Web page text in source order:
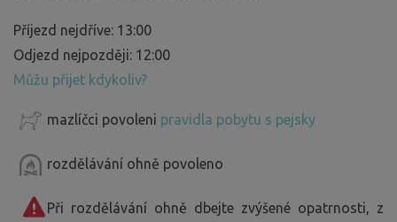
Příjezd nejdříve: 13:00
Odjezd nejpozději: 12:00
Můžu přijet kdykoliv?
mazlíčci povoleni pravidla pobytu s pejsky
rozdělávání ohně povoleno
Při rozdělávání ohně dbejte zvýšené opatrnosti, z